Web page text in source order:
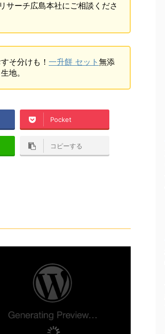
サーチ広島本社にご相談くださ
そ分けも！ 一升餅 セット 無添
地。
Pocket
コピーする